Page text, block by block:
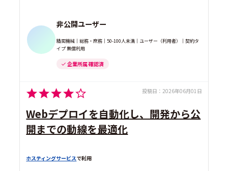
非公開ユーザー
精密機械｜総務・庶務｜50-100人未満｜ユーザー（利用者）｜契約タ
イプ 無償利用
企業所属 確認済
投稿日： 2026年06月01日
Webデプロイを自動化し、開発から公
開までの動線を最適化
ホスティングサービスで利用